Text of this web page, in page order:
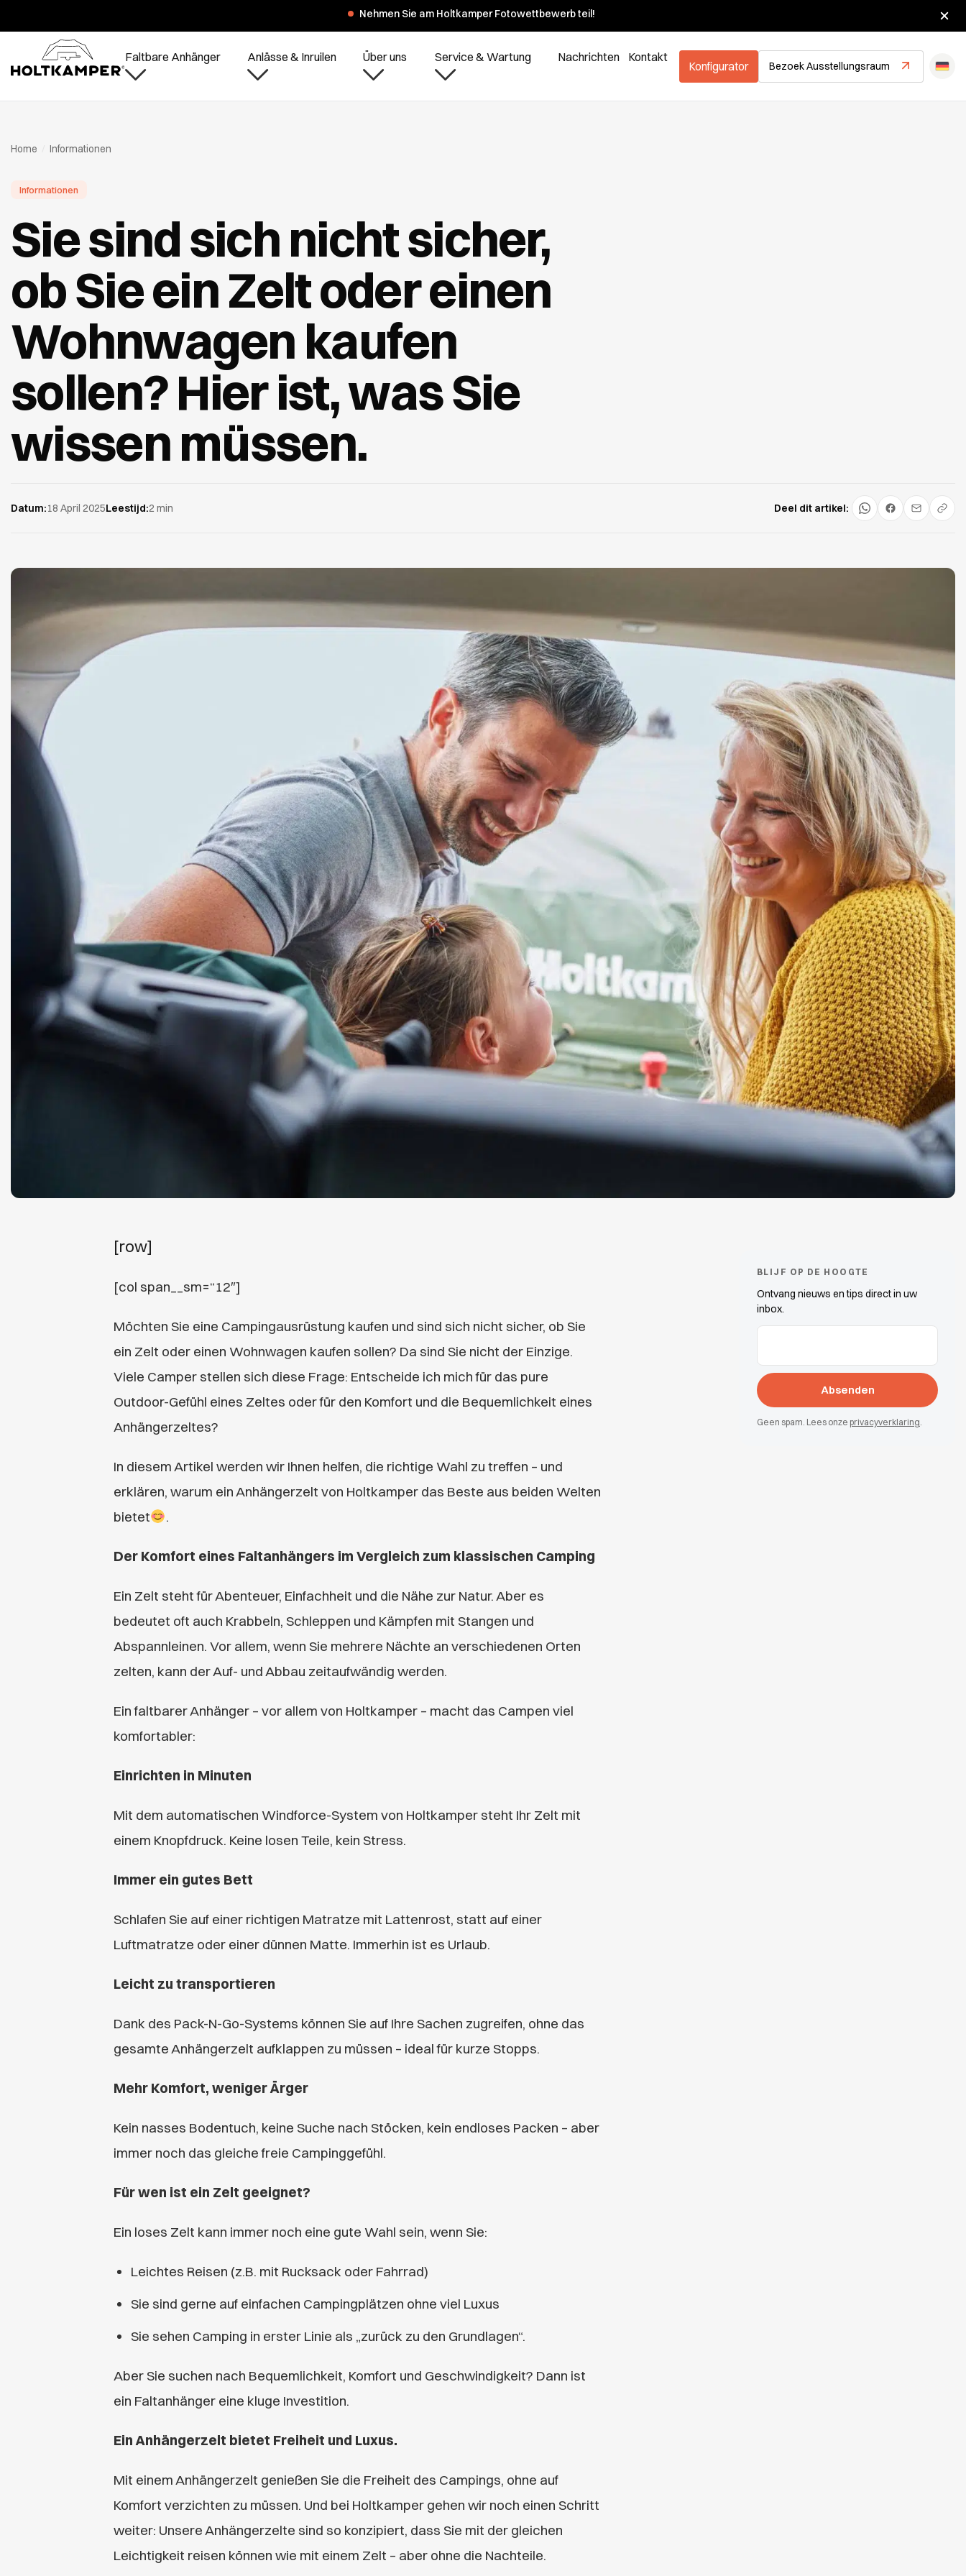
Während der Sommerferien haben wir am Montag, dem 3. und 10. August, geschlossen.
Faltbare Anhänger Anlässe & Inruilen Über uns Service & Wartung Nachrichten Kontakt
Konfigurator Bezoek Ausstellungsraum
Home Informationen
Informationen
Sie sind sich nicht sicher,
ob Sie ein Zelt oder einen
Wohnwagen kaufen
sollen? Hier ist, was Sie
wissen müssen.
Datum:18 April 2025Leestijd:2 min Deel dit artikel:
[row]
[col span__sm=“12″]
Möchten Sie eine Campingausrüstung kaufen und sind sich nicht sicher, ob Sie
ein Zelt oder einen Wohnwagen kaufen sollen? Da sind Sie nicht der Einzige.
Viele Camper stellen sich diese Frage: Entscheide ich mich für das pure
Outdoor-Gefühl eines Zeltes oder für den Komfort und die Bequemlichkeit eines
Anhängerzeltes?
In diesem Artikel werden wir Ihnen helfen, die richtige Wahl zu treffen – und
erklären, warum ein Anhängerzelt von Holtkamper das Beste aus beiden Welten
bietet
.
Der Komfort eines Faltanhängers im Vergleich zum klassischen Camping
Ein Zelt steht für Abenteuer, Einfachheit und die Nähe zur Natur. Aber es
bedeutet oft auch Krabbeln, Schleppen und Kämpfen mit Stangen und
Abspannleinen. Vor allem, wenn Sie mehrere Nächte an verschiedenen Orten
zelten, kann der Auf- und Abbau zeitaufwändig werden.
Ein faltbarer Anhänger – vor allem von Holtkamper – macht das Campen viel
komfortabler:
Einrichten in Minuten
Mit dem automatischen Windforce-System von Holtkamper steht Ihr Zelt mit
einem Knopfdruck. Keine losen Teile, kein Stress.
Immer ein gutes Bett
Schlafen Sie auf einer richtigen Matratze mit Lattenrost, statt auf einer
Luftmatratze oder einer dünnen Matte. Immerhin ist es Urlaub.
Leicht zu transportieren
Dank des Pack-N-Go-Systems können Sie auf Ihre Sachen zugreifen, ohne das
gesamte Anhängerzelt aufklappen zu müssen – ideal für kurze Stopps.
Mehr Komfort, weniger Ärger
Kein nasses Bodentuch, keine Suche nach Stöcken, kein endloses Packen – aber
immer noch das gleiche freie Campinggefühl.
Für wen ist ein Zelt geeignet?
Ein loses Zelt kann immer noch eine gute Wahl sein, wenn Sie:
Leichtes Reisen (z.B. mit Rucksack oder Fahrrad)
Sie sind gerne auf einfachen Campingplätzen ohne viel Luxus
Sie sehen Camping in erster Linie als „zurück zu den Grundlagen“.
Aber Sie suchen nach Bequemlichkeit, Komfort und Geschwindigkeit? Dann ist
ein Faltanhänger eine kluge Investition.
Ein Anhängerzelt bietet Freiheit und Luxus.
Mit einem Anhängerzelt genießen Sie die Freiheit des Campings, ohne auf
Komfort verzichten zu müssen. Und bei Holtkamper gehen wir noch einen Schritt
weiter: Unsere Anhängerzelte sind so konzipiert, dass Sie mit der gleichen
Leichtigkeit reisen können wie mit einem Zelt – aber ohne die Nachteile.
BLIJF OP DE HOOGTE
Ontvang nieuws en tips direct in uw
inbox.
E-Mail-Adressen
Geen spam. Lees onze privacyverklaring